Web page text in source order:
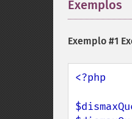
Exemplos
Exemplo #1
<?php